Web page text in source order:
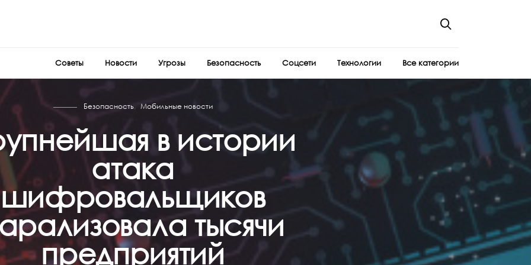
Советы Новости Угрозы Безопасность Соцсети Технологии Все категории
Безопасность Мобильные новости
в истории
атака
шифровальщиков
тысячи
предприятий